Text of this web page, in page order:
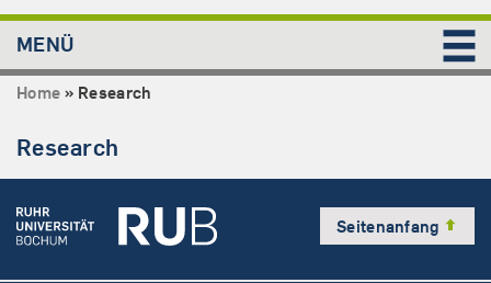
MENÜ
Home » Research
Research
Seitenanfang